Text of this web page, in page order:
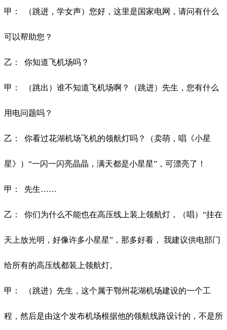
甲： （跳进，学女声）您好，这里是国家电网，请问有什么
可以帮助您？
乙： 你知道飞机场吗？
甲： （跳出）谁不知道飞机场啊？（跳进）先生，您有什么
用电问题吗？
乙： 你看过花湖机场飞机的领航灯吗？（卖萌，唱《小星
星》） “一闪一闪亮晶晶，满天都是小星星”，可漂亮了！
甲： 先生……
乙： 你们为什么不能也在高压线上装上领航灯，（唱） “挂在
天上放光明，好像许多小星星”，那多好看， 我建议供电部门
给所有的高压线都装上领航灯。
甲： （跳进）先生，这个属于鄂州花湖机场建设的一个工
程，然后是由这个发布机场根据他的领航线路设计的，不是所